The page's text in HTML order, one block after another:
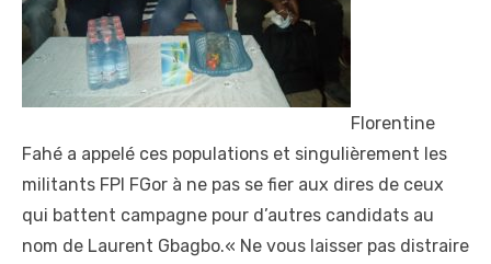
Florentine
Fahé a appelé ces populations et singulièrement les
militants FPI FGor à ne pas se fier aux dires de ceux
qui battent campagne pour d’autres candidats au
nom de Laurent Gbagbo.« Ne vous laisser pas distraire